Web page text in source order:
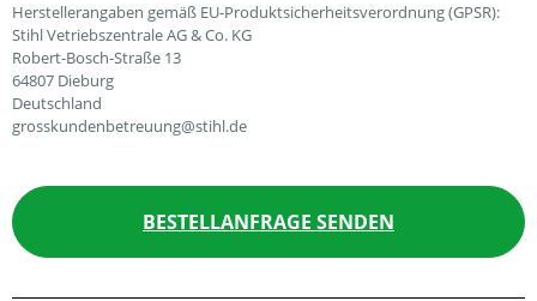
Herstellerangaben gemäß EU-Produktsicherheitsverordnung (GPSR):
Stihl Vetriebszentrale AG & Co. KG
Robert-Bosch-Straße 13
64807 Dieburg
Deutschland
grosskundenbetreuung@stihl.de
BESTELLANFRAGE SENDEN